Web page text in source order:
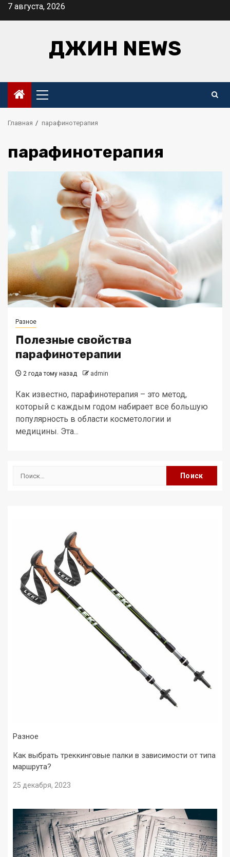
Перейти
7 августа, 2026
ДЖИН NEWS
Основное
меню
Главная парафинотерапия
парафинотерапия
Разное
Полезные свойства
парафинотерапии
2 года тому назад admin
Как известно, парафинотерапия – это метод,
который с каждым годом набирает все большую
популярность в области косметологии и
медицины. Эта...
Найти:
Разное
Как выбрать треккинговые палки в зависимости от типа
маршрута?
25 декабря, 2023